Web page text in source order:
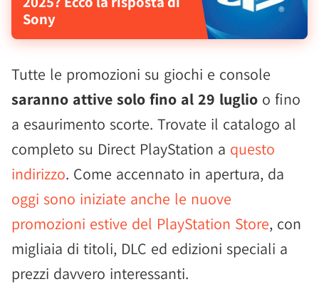
Sony
Tutte le promozioni su giochi e console
saranno attive solo fino al 29 luglio o fino
a esaurimento scorte. Trovate il catalogo al
completo su Direct PlayStation a questo
indirizzo. Come accennato in apertura, da
oggi sono iniziate anche le nuove
promozioni estive del PlayStation Store, con
migliaia di titoli, DLC ed edizioni speciali a
prezzi davvero interessanti.